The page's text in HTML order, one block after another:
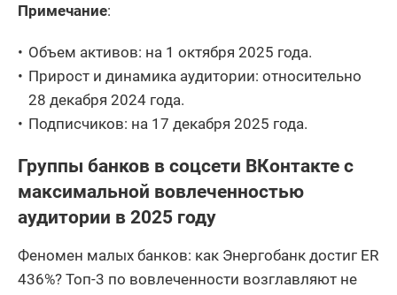
30
ЧЕЛЯБИНВЕСТБАНК
31
Азиатско-
Тихоокеанский Банк
(АО)
32
ПАО СКБ Приморья
Примсоцбанк
168 943 159
33 АО МСП Банк
АО Экспобанк
351 417 518
35
ПАО АКИБАНК 22 111 661
Банк
ПАО
ЧЕЛЯБИНВЕСТБАНК
ПАО БАНК УРАЛСИБ
13
АО МСП Банк 137 892 178
14
АКБ
Алмазэргиэнбанк
Азиатско-
Примечание:
Объем активов: на 1 октября 2025 года.
Прирост и динамика аудитории: относительно
28 декабря 2024 года.
Подписчиков: на 17 декабря 2025 года.
Группы банков в соцсети ВКонтакте с
максимальной вовлеченностью
аудитории в 2025 году
Феномен малых банков: как Энергобанк достиг ER
436%? Топ-3 по вовлеченности возглавляют не